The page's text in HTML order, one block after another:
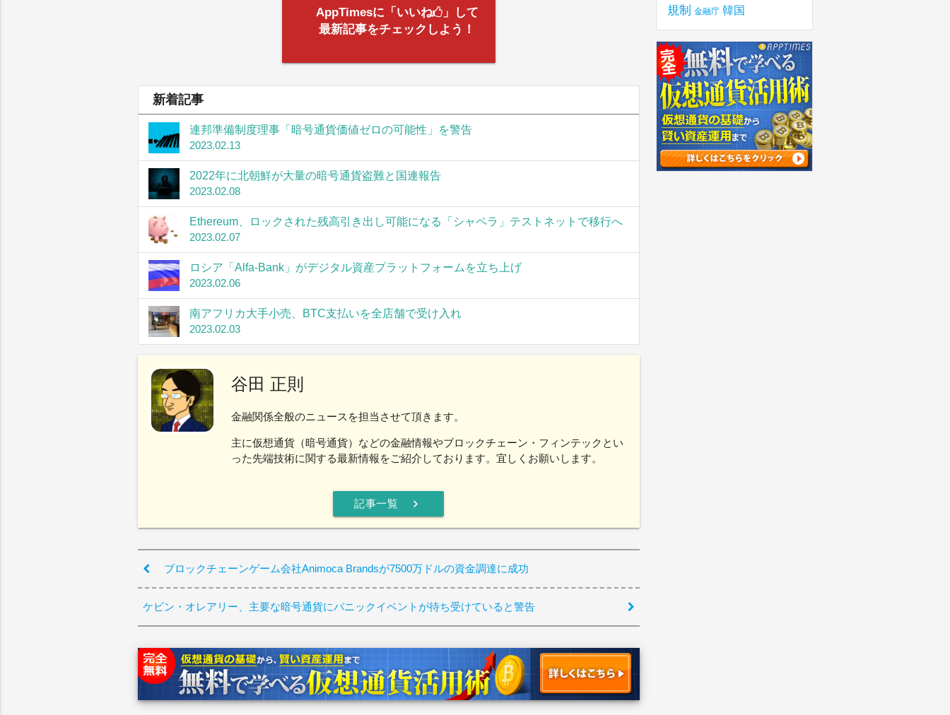
AppTimesに「いいね
」して
最新記事をチェックしよう！
新着記事
連邦準備制度理事「暗号通貨価値ゼロの可能性」を警告
2023.02.13
2022年に北朝鮮が大量の暗号通貨盗難と国連報告
2023.02.08
Ethereum、ロックされた残高引き出し可能になる「シャペラ」テストネットで移行へ
2023.02.07
ロシア「Alfa-Bank」がデジタル資産プラットフォームを立ち上げ
2023.02.06
南アフリカ大手小売、BTC支払いを全店舗で受け入れ
2023.02.03
谷田 正則
金融関係全般のニュースを担当させて頂きます。
主に仮想通貨（暗号通貨）などの金融情報やブロックチェーン・フィンテックとい
った先端技術に関する最新情報をご紹介しております。宜しくお願いします。
記事一覧 chevron_right
ブロックチェーンゲーム会社Animoca Brandsが7500万ドルの資金調達に成功
ケビン・オレアリー、主要な暗号通貨にパニックイベントが待ち受けていると警告
規制 金融庁 韓国